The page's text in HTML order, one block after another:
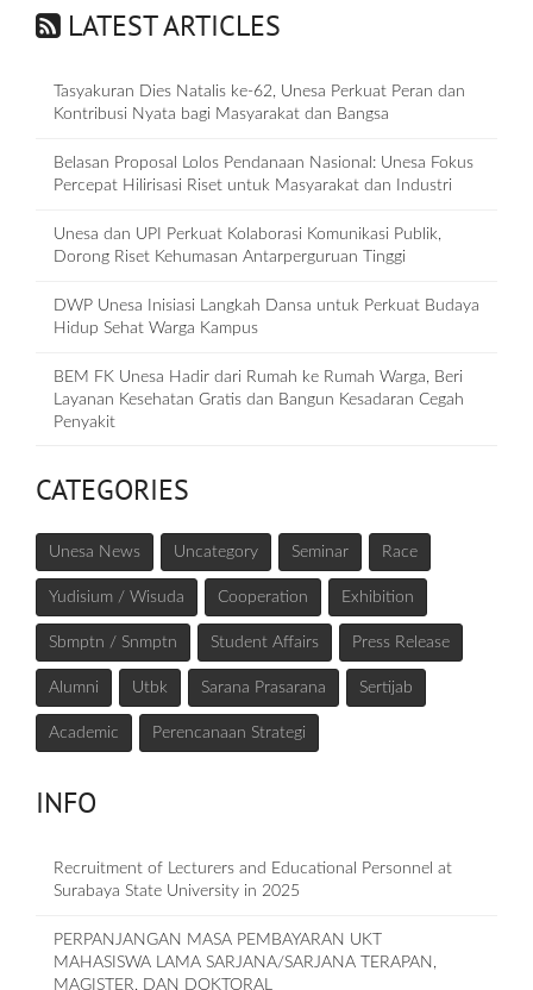
LATEST ARTICLES
Tasyakuran Dies Natalis ke-62, Unesa Perkuat Peran dan
Kontribusi Nyata bagi Masyarakat dan Bangsa
Belasan Proposal Lolos Pendanaan Nasional: Unesa Fokus
Percepat Hilirisasi Riset untuk Masyarakat dan Industri
Unesa dan UPI Perkuat Kolaborasi Komunikasi Publik,
Dorong Riset Kehumasan Antarperguruan Tinggi
DWP Unesa Inisiasi Langkah Dansa untuk Perkuat Budaya
Hidup Sehat Warga Kampus
BEM FK Unesa Hadir dari Rumah ke Rumah Warga, Beri
Layanan Kesehatan Gratis dan Bangun Kesadaran Cegah
Penyakit
CATEGORIES
Unesa News Uncategory Seminar Race
Yudisium / Wisuda Cooperation Exhibition
Sbmptn / Snmptn Student Affairs Press Release
Alumni Utbk Sarana Prasarana Sertijab
Academic Perencanaan Strategi
INFO
Recruitment of Lecturers and Educational Personnel at
Surabaya State University in 2025
PERPANJANGAN MASA PEMBAYARAN UKT
MAHASISWA LAMA SARJANA/SARJANA TERAPAN,
MAGISTER, DAN DOKTORAL